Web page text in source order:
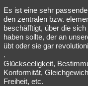
Es ist eine sehr
den zentralen bzw.
beschäfftigt, über die
haben sollte, der an
übt oder sie gar
.
Glückseeligkeit,
Konformität,
Freiheit, etc.